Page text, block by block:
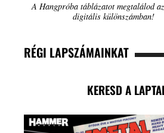
A Hangpróba táblázatot megtalálod
digitális különszámban!
RÉGI LAPSZÁMAINKAT
KERESD A